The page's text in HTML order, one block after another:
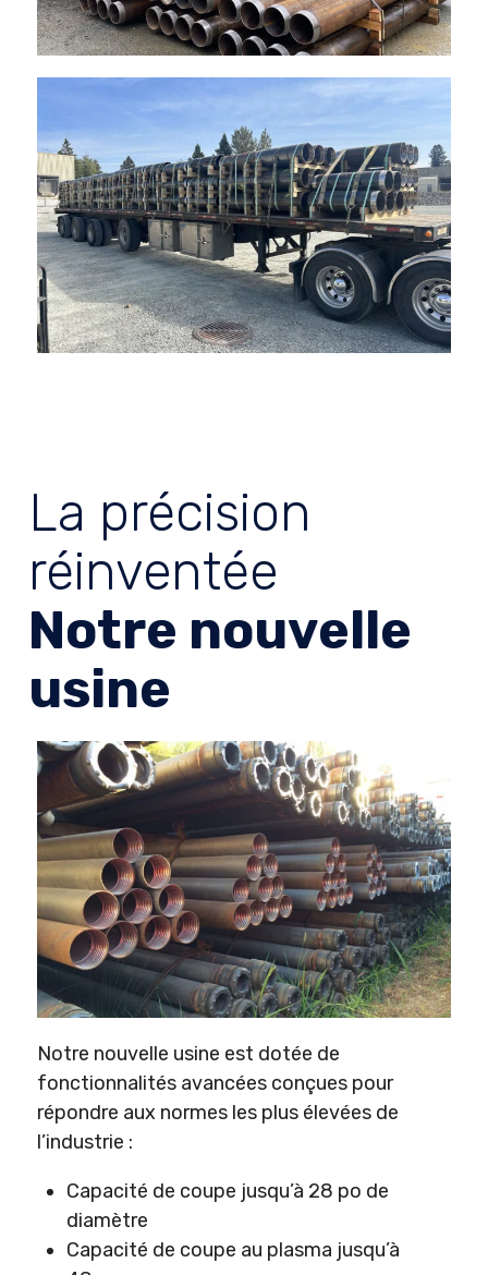
La précision
réinventée
Notre nouvelle
usine
Notre nouvelle usine est dotée de
fonctionnalités avancées conçues pour
répondre aux normes les plus élevées de
l’industrie :
Capacité de coupe jusqu’à 28 po de
diamètre
Capacité de coupe au plasma jusqu’à